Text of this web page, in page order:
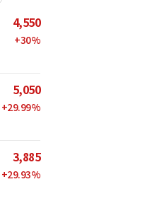
4,550
+30%
5,050
+29.99%
3,885
+29.93%